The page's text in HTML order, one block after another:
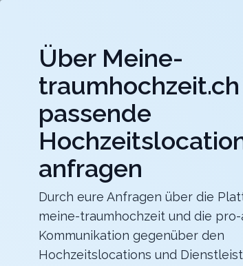
meine-traumhochzeit.ch
Hochzeitslocations
b_smart hotel Schönenwerd
Für ein zauberhaftes Hochzeitsfest
Zurück zur Suche
Saal Reusspark
4.3
Über Meine-
passende
anfragen
Durch eure Anfragen über die
meine-traumhochzeit und die
Kommunikation gegenüber den
Hochzeitslocations und